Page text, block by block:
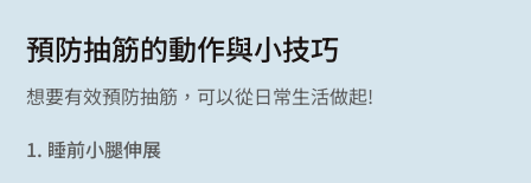
預防抽筋的動作與小技巧
想要有效預防抽筋，可以從日常生活做起!
1. 睡前小腿伸展